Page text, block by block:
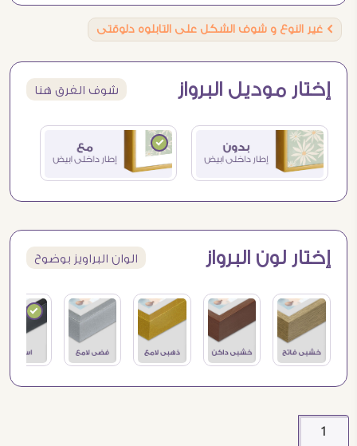
Ö غير النوع و شوف الشكل على التابلوه دلوقتى
إختار موديل البرواز شوف الفرق هنا
إختار لون البرواز الوان البراويز بوضوح